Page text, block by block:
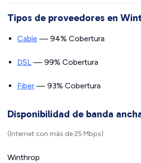
Tipos de proveedores en
Cable — 94% Cobertura
DSL — 99% Cobertura
Fiber — 93% Cobertura
Disponibilidad de banda
(Internet con más de 25 Mbps)
Winthrop